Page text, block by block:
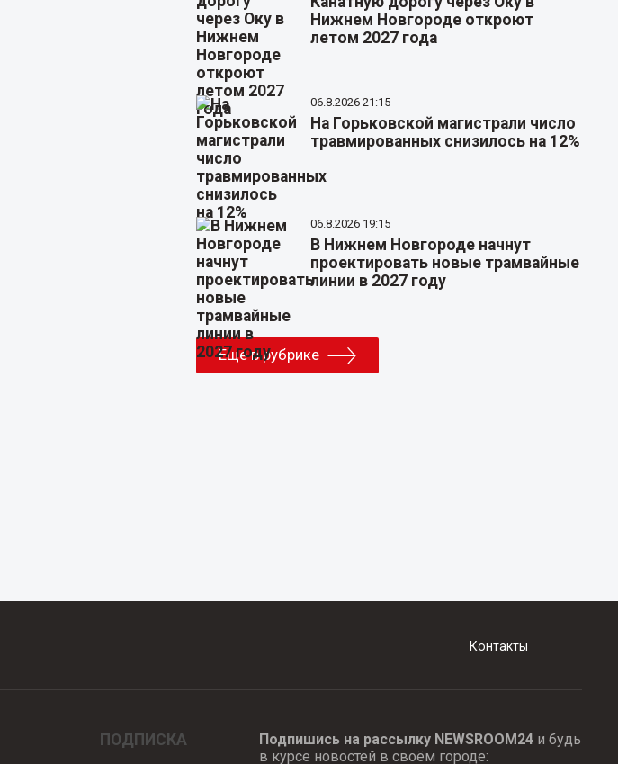
Нижнем Новгороде откроют
летом 2027 года
06.8.2026 21:15
На Горьковской магистрали число
травмированных снизилось на 12%
06.8.2026 19:15
В Нижнем Новгороде начнут
проектировать новые трамвайные
линии в 2027 году
Еще в рубрике
Контакты
ПОДПИСКА Подпишись на рассылку NEWSROOM24и будь
в курсе новостей в своём городе: